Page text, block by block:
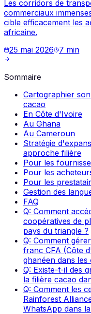
Les corridors de
commerciaux
cible efficacement les
africaine.
25 mai 2026
7 min
Sommaire
Cartographier
cacao
En Côte d'Ivoire
Au Ghana
Au Cameroun
Stratégie
approche filière
Pour les
Pour les
Pour les
Gestion des
FAQ
Q: Comment
coopératives de
pays du triangle ?
Q: Comment
franc CFA (Côte
ghanéen dans
Q: Existe-t-il des
la filière cacao
Q: Comment les
Rainforest
WhatsApp dans